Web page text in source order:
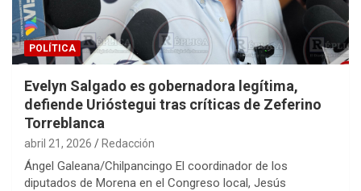
POLÍTICA
Evelyn Salgado es gobernadora legítima,
defiende Urióstegui tras críticas de Zeferino
Torreblanca
abril 21, 2026 Redacción
Ángel Galeana/Chilpancingo El coordinador de los
diputados de Morena en el Congreso local, Jesús